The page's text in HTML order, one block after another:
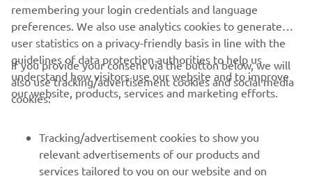
CORPORATE
MAI MULTE YAMAHA
remembering your login credentials and language
preferences. We also use analytics cookies to generate
user statistics on a privacy-friendly basis in line with the
guidelines of data protection authorities to help us
understand how visitors use our website and to improve
our website, products, services and marketing efforts.
If you provide your consent via the button below, we will
also use tracking/advertisement cookies and social media
cookies:
Tracking/advertisement cookies to show you
relevant advertisements of our products and
services tailored to you on our website and on